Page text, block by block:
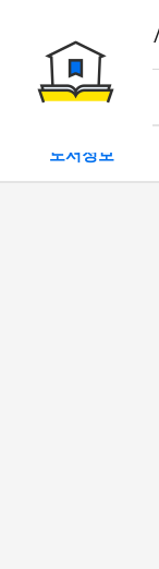
book/
대여
도서정보